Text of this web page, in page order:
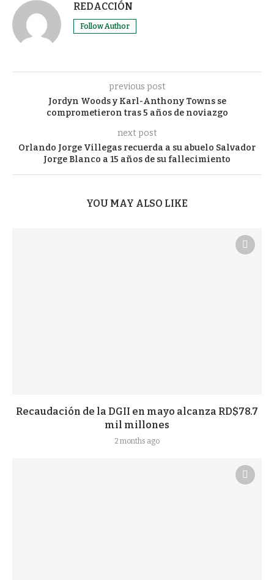
REDACCIÓN
Follow Author
previous post
Jordyn Woods y Karl-Anthony Towns se
comprometieron tras 5 años de noviazgo
next post
Orlando Jorge Villegas recuerda a su abuelo Salvador
Jorge Blanco a 15 años de su fallecimiento
YOU MAY ALSO LIKE
Recaudación de la DGII en mayo alcanza RD$78.7
mil millones
2 months ago